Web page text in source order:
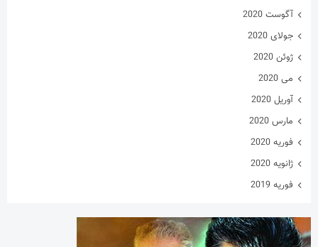
آگوست 2020
جولای 2020
ژوئن 2020
می 2020
آوریل 2020
مارس 2020
فوریه 2020
ژانویه 2020
فوریه 2019